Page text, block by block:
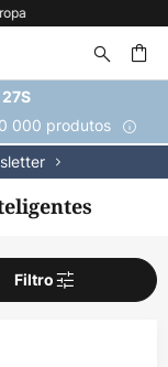
000 produtos
Filtro